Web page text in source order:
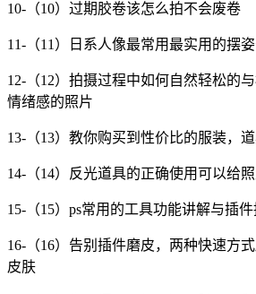
10-（10）过期胶卷该怎么拍不会废卷
11-（11）日系人像最常用最实用的摆
12-（12）拍摄过程中如何自然轻松的
情绪感的照片
13-（13）教你购买到性价比的服装，道
14-（14）反光道具的正确使用可以给
15-（15）ps常用的工具功能讲解与插
16-（16）告别插件磨皮，两种快速方
皮肤